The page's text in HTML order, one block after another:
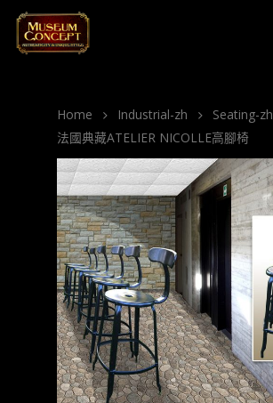
Home Industrial-zh Seating-zh
法國典藏ATELIER NICOLLE高腳椅